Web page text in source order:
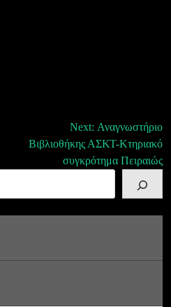
Next: Αναγνωστήριο
Βιβλιοθήκης ΑΣΚΤ-Κτηριακό
συγκρότημα Πειραιώς